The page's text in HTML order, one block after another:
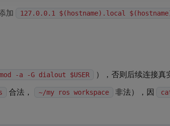
加 127.0.0.1 $(hostname).local
-a -G dialout $USER
），否则后续连接真
合法， ~/my ros workspace 非法），因